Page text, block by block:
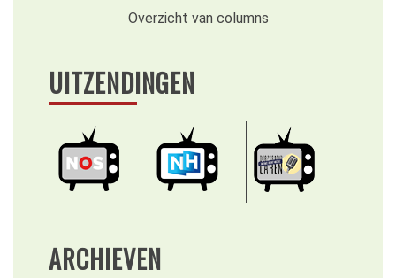
Overzicht van columns
UITZENDINGEN
ARCHIEVEN